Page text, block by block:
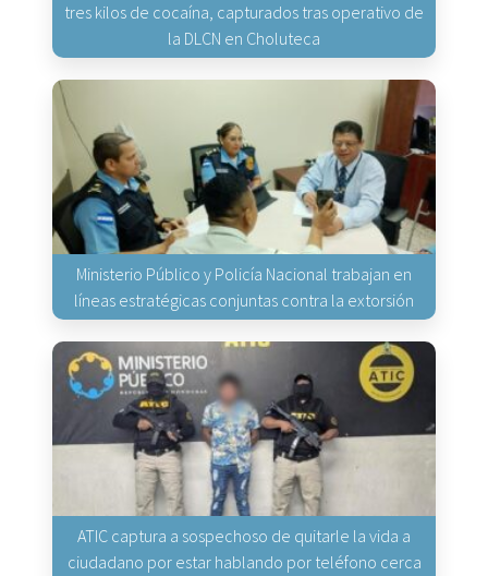
tres kilos de cocaína, capturados tras operativo de
la DLCN en Choluteca
Ministerio Público y Policía Nacional trabajan en
líneas estratégicas conjuntas contra la extorsión
ATIC captura a sospechoso de quitarle la vida a
ciudadano por estar hablando por teléfono cerca